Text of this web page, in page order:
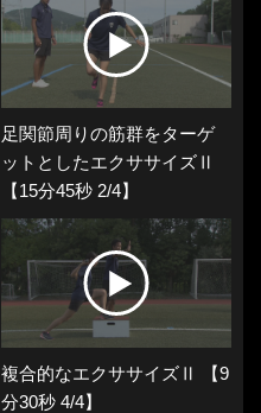
足関節周りの筋群をターゲ
ットとしたエクササイズⅡ
【15分45秒 2/4】
複合的なエクササイズⅡ 【9
分30秒 4/4】